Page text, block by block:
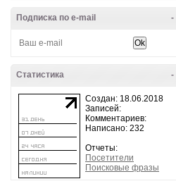
-
Подписка по e-mail
-
Статистика
Создан: 18.06.2018
Записей:
Комментариев:
Написано: 232
Отчеты:
Посетители
Поисковые фразы